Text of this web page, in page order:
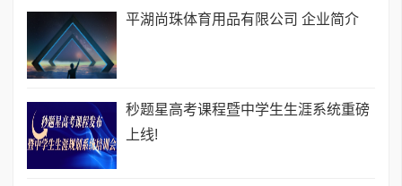
平湖尚珠体育用品有限公司 企业简介
秒题星高考课程暨中学生生涯系统重磅
上线!